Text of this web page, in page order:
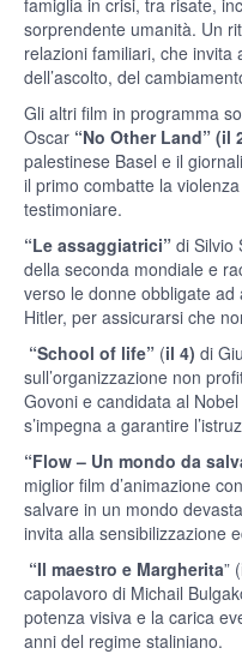
famiglia in crisi, tra risate,
sorprendente umanità. Un
relazioni familiari, che
dell’ascolto, del
Gli altri film in programma
Oscar “No Other Land” (il
palestinese Basel e il
il primo combatte la
testimoniare.
“Le assaggiatrici” di Silvio
della seconda mondiale e
verso le donne obbligate
Hitler, per assicurarsi che
“School of life” (il 4) di
sull’organizzazione non
Govoni e candidata al
s’impegna a garantire
“Flow – Un mondo da
miglior film d’animazione
salvare in un mondo
invita alla sensibilizzazione
“Il maestro e Margherita” (
capolavoro di Michail
potenza visiva e la carica
anni del regime staliniano.